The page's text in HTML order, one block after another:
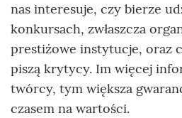
nas interesuje, czy bierze
konkursach, zwłaszcza
prestiżowe instytucje, oraz
piszą krytycy. Im więcej
twórcy, tym większa
czasem na wartości.